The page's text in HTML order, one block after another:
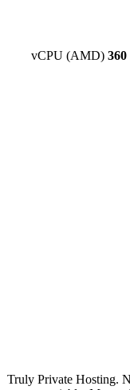
vCPU (AMD)
Truly Private Hosting.